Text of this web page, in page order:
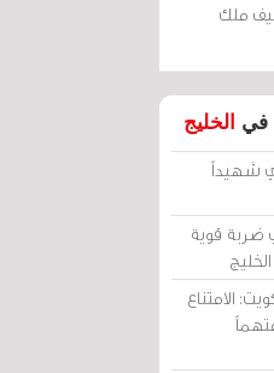
ملك
في الخليج
شهيداً
ضربة قوية
الامتناع
109 مدونين وتبرئة 9 وحبس 18 متهماً